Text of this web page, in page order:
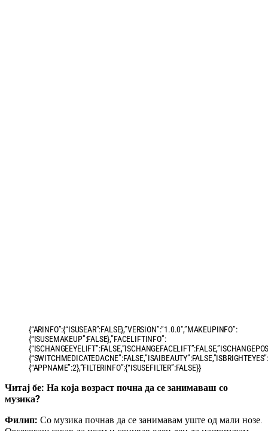
{“ARINFO”:{“ISUSEAR”:FALSE},”VERSION”:”1.0.0″,”MAKEUPINFO”:
{“ISUSEMAKEUP”:FALSE},”FACELIFTINFO”:
{“APPNAME”:2},”FILTERINFO”:{“ISUSEFILTER”:FALSE}}
Читај бе: На која возраст почна да се занимаваш со
музика?
Филип: Со музика почнав да се занимавам уште од мали нозе.